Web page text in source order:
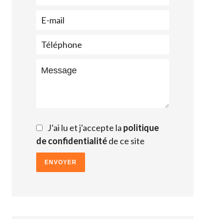
J’ai lu et j'accepte la politique
de confidentialitéde ce site
ENVOYER